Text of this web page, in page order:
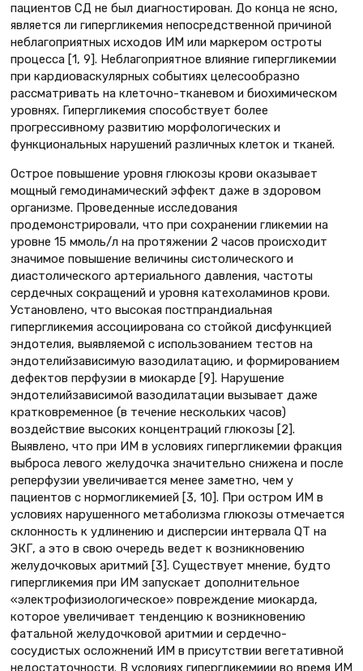
пациентов СД не был диагностирован. До конца не ясно,
является ли гипергликемия непосредственной причиной
неблагоприятных исходов ИМ или маркером остроты
процесса [1, 9]. Неблагоприятное влияние гипергликемии
при кардиоваскулярных событиях целесообразно
рассматривать на клеточно-тканевом и биохимическом
уровнях. Гипергликемия способствует более
прогрессивному развитию морфологических и
функциональных нарушений различных клеток и тканей.
Острое повышение уровня глюкозы крови оказывает
мощный гемодинамический эффект даже в здоровом
организме. Проведенные исследования
продемонстрировали, что при сохранении гликемии на
уровне 15 ммоль/л на протяжении 2 часов происходит
значимое повышение величины систолического и
диастолического артериального давления, частоты
сердечных сокращений и уровня катехоламинов крови.
Установлено, что высокая постпрандиальная
гипергликемия ассоциирована со стойкой дисфункцией
эндотелия, выявляемой с использованием тестов на
эндотелийзависимую вазодилатацию, и формированием
дефектов перфузии в миокарде [9]. Нарушение
эндотелийзависимой вазодилатации вызывает даже
кратковременное (в течение нескольких часов)
воздействие высоких концентраций глюкозы [2].
Выявлено, что при ИМ в условиях гипергликемии фракция
выброса левого желудочка значительно снижена и после
реперфузии увеличивается менее заметно, чем у
пациентов с нормогликемией [3, 10]. При остром ИМ в
условиях нарушенного метаболизма глюкозы отмечается
склонность к удлинению и дисперсии интервала QT на
ЭКГ, а это в свою очередь ведет к возникновению
желудочковых аритмий [3]. Существует мнение, будто
гипергликемия при ИМ запускает дополнительное
«электрофизиологическое» повреждение миокарда,
которое увеличивает тенденцию к возникновению
фатальной желудочковой аритмии и сердечно-
сосудистых осложнений ИМ в присутствии вегетативной
недостаточности. В условиях гипергликемиии во время ИМ